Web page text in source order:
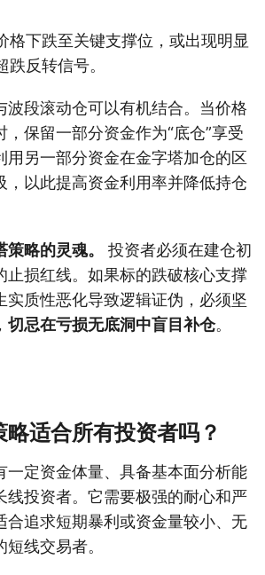
格下跌至关键支撑位，或出现明显
跌反转信号。
波段滚动仓可以有机结合。当价格
保留一部分资金作为“底仓”享受
用另一部分资金在金字塔加仓的区
，以此提高资金利用率并降低持仓
略的灵魂。
投资者必须在建仓初
止损红线。如果标的跌破核心支撑
实质性恶化导致逻辑证伪，必须坚
切忌在亏损无底洞中盲目补仓。
适合所有投资者吗？
一定资金体量、具备基本面分析能
线投资者。它需要极强的耐心和严
合追求短期暴利或资金量较小、无
线交易者。